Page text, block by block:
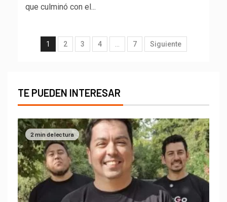
que culminó con el...
1 2 3 4 … 7 Siguiente
TE PUEDEN INTERESAR
2 min de lectura